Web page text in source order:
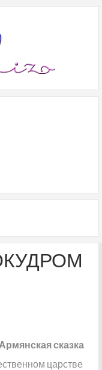
сказка
царстве